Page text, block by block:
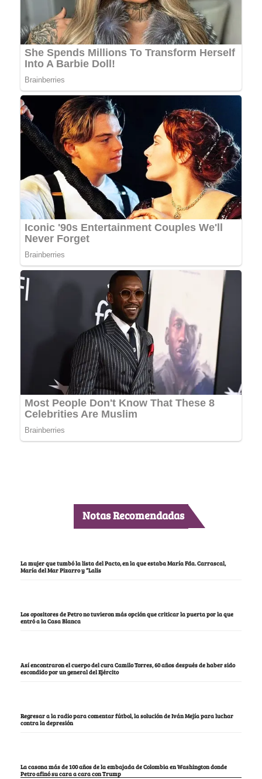
Notas Recomendadas
La mujer que tumbó la lista del Pacto, en la que estaba María Fda. Carrascal,
María del Mar Pizarro y “Lalis
Los opositores de Petro no tuvieron más opción que criticar la puerta por la que
entró a la Casa Blanca
Así encontraron el cuerpo del cura Camilo Torres, 60 años después de haber sido
escondido por un general del Ejército
Regresar a la radio para comentar fútbol, la solución de Iván Mejía para luchar
contra la depresión
La casona más de 100 años de la embajada de Colombia en Washington donde
Petro afinó su cara a cara con Trump